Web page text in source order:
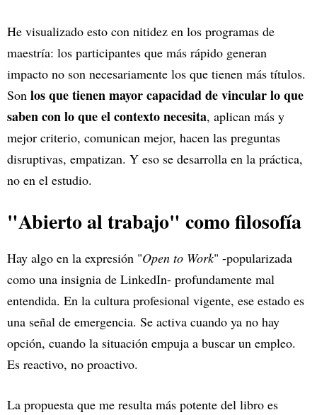
He visualizado esto con nitidez en los programas de
maestría: los participantes que más rápido generan
impacto no son necesariamente los que tienen más títulos.
Son los que tienen mayor capacidad de vincular lo que
saben con lo que el contexto necesita, aplican más y
mejor criterio, comunican mejor, hacen las preguntas
disruptivas, empatizan. Y eso se desarrolla en la práctica,
no en el estudio.
"Abierto al trabajo" como filosofía
Hay algo en la expresión "Open to Work" -popularizada
como una insignia de LinkedIn- profundamente mal
entendida. En la cultura profesional vigente, ese estado es
una señal de emergencia. Se activa cuando ya no hay
opción, cuando la situación empuja a buscar un empleo.
Es reactivo, no proactivo.
La propuesta que me resulta más potente del libro es